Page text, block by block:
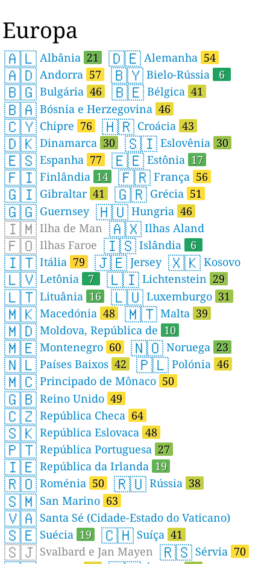
Europa
🇦🇱 Albânia 21 🇩🇪 Alemanha 54
🇦🇩 Andorra 57 🇧🇾 Bielo-Rússia 6
🇧🇬 Bulgária 46 🇧🇪 Bélgica 41
🇧🇦 Bósnia e Herzegovina 46
🇨🇾 Chipre 76 🇭🇷 Croácia 43
🇩🇰 Dinamarca 30 🇸🇮 Eslovênia 30
🇪🇸 Espanha 77 🇪🇪 Estônia 17
🇫🇮 Finlândia 14 🇫🇷 França 56
🇬🇮 Gibraltar 41 🇬🇷 Grécia 51
🇬🇬 Guernsey 🇭🇺 Hungria 46
🇮🇲 Ilha de Man 🇦🇽 Ilhas Aland
🇫🇴 Ilhas Faroe 🇮🇸 Islândia 6
🇮🇹 Itália 79 🇯🇪 Jersey 🇽🇰 Kosovo
🇱🇻 Letônia 7 🇱🇮 Lichtenstein 29
🇱🇹 Lituânia 16 🇱🇺 Luxemburgo 31
🇲🇰 Macedónia 48 🇲🇹 Malta 39
🇲🇩 Moldova, República de 10
🇲🇪 Montenegro 60 🇳🇴 Noruega 23
🇳🇱 Países Baixos 42 🇵🇱 Polónia 46
🇲🇨 Principado de Mônaco 50
🇬🇧 Reino Unido 49
🇨🇿 República Checa 64
🇸🇰 República Eslovaca 48
🇵🇹 República Portuguesa 27
🇮🇪 República da Irlanda 19
🇷🇴 Roménia 50 🇷🇺 Rússia 38
🇸🇲 San Marino 63
🇻🇦 Santa Sé (Cidade-Estado do Vaticano)
🇸🇪 Suécia 19 🇨🇭 Suíça 41
🇸🇯 Svalbard e Jan Mayen 🇷🇸 Sérvia 70